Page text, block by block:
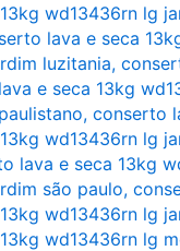
wd13436rn lg
lava e seca
luzitania,
e seca 13kg
, conserto
wd13436rn lg
lava e seca 13kg
são paulo,
wd13436rn lg
wd13436rn lg